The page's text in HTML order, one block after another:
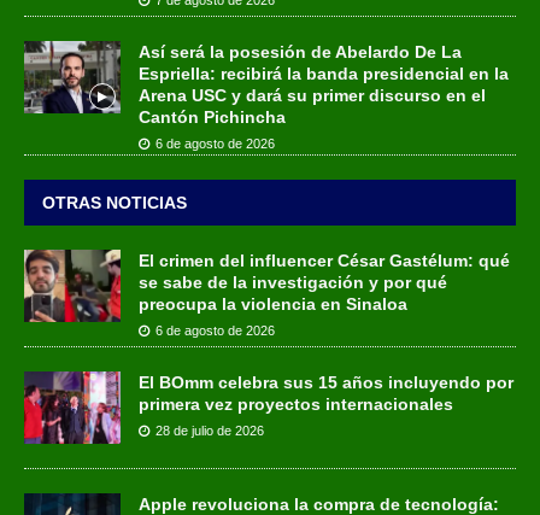
Así será la posesión de Abelardo De La
Espriella: recibirá la banda presidencial en la
Arena USC y dará su primer discurso en el
Cantón Pichincha
6 de agosto de 2026
OTRAS NOTICIAS
El crimen del influencer César Gastélum: qué
se sabe de la investigación y por qué
preocupa la violencia en Sinaloa
6 de agosto de 2026
El BOmm celebra sus 15 años incluyendo por
primera vez proyectos internacionales
28 de julio de 2026
Apple revoluciona la compra de tecnología: